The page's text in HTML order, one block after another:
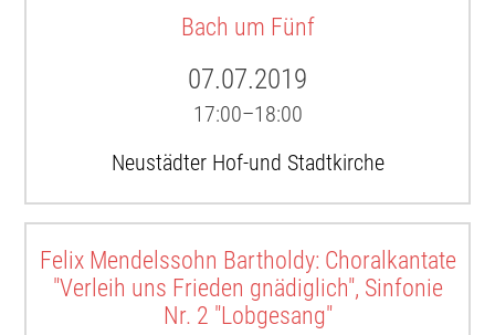
Bach um Fünf
07.07.2019
17:00–18:00
Neustädter Hof-und Stadtkirche
Felix Mendelssohn Bartholdy: Choralkantate
"Verleih uns Frieden gnädiglich", Sinfonie
Nr. 2 "Lobgesang"